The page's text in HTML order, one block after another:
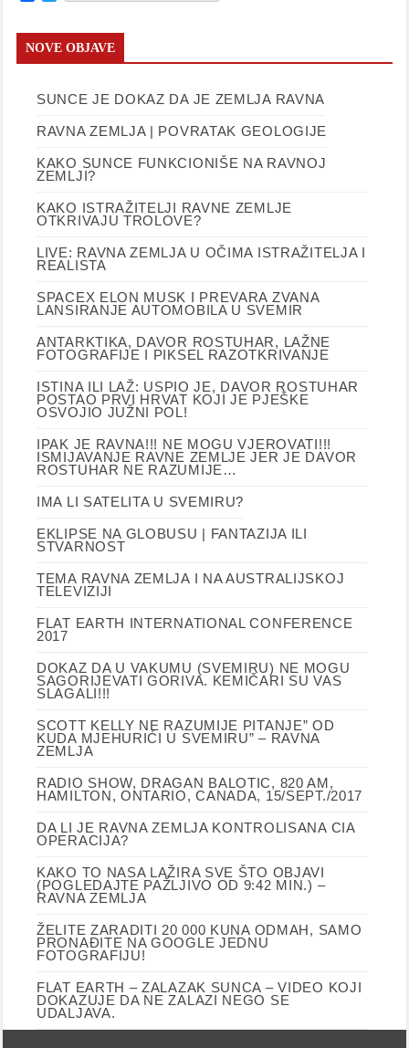
NOVE OBJAVE
SUNCE JE DOKAZ DA JE ZEMLJA RAVNA
RAVNA ZEMLJA | POVRATAK GEOLOGIJE
KAKO SUNCE FUNKCIONIŠE NA RAVNOJ
ZEMLJI?
KAKO ISTRAŽITELJI RAVNE ZEMLJE
OTKRIVAJU TROLOVE?
LIVE: RAVNA ZEMLJA U OČIMA ISTRAŽITELJA I
REALISTA
SPACEX ELON MUSK I PREVARA ZVANA
LANSIRANJE AUTOMOBILA U SVEMIR
ANTARKTIKA, DAVOR ROSTUHAR, LAŽNE
FOTOGRAFIJE I PIKSEL RAZOTKRIVANJE
ISTINA ILI LAŽ: USPIO JE, DAVOR ROSTUHAR
POSTAO PRVI HRVAT KOJI JE PJEŠKE
OSVOJIO JUŽNI POL!
IPAK JE RAVNA!!! NE MOGU VJEROVATI!!!
ISMIJAVANJE RAVNE ZEMLJE JER JE DAVOR
ROSTUHAR NE RAZUMIJE…
IMA LI SATELITA U SVEMIRU?
EKLIPSE NA GLOBUSU | FANTAZIJA ILI
STVARNOST
TEMA RAVNA ZEMLJA I NA AUSTRALIJSKOJ
TELEVIZIJI
FLAT EARTH INTERNATIONAL CONFERENCE
2017
DOKAZ DA U VAKUMU (SVEMIRU) NE MOGU
SAGORIJEVATI GORIVA. KEMIČARI SU VAS
SLAGALI!!!
SCOTT KELLY NE RAZUMIJE PITANJE” OD
KUDA MJEHURIĆI U SVEMIRU” – RAVNA
ZEMLJA
RADIO SHOW, DRAGAN BALOTIC, 820 AM,
HAMILTON, ONTARIO, CANADA, 15/SEPT./2017
DA LI JE RAVNA ZEMLJA KONTROLISANA CIA
OPERACIJA?
KAKO TO NASA LAŽIRA SVE ŠTO OBJAVI
(POGLEDAJTE PAŽLJIVO OD 9:42 MIN.) –
RAVNA ZEMLJA
ŽELITE ZARADITI 20 000 KUNA ODMAH, SAMO
PRONAĐITE NA GOOGLE JEDNU
FOTOGRAFIJU!
FLAT EARTH – ZALAZAK SUNCA – VIDEO KOJI
DOKAZUJE DA NE ZALAZI NEGO SE
UDALJAVA.